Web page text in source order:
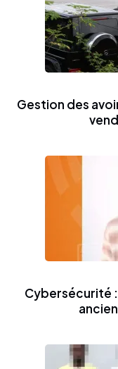
Gestion des
Cybersécurité